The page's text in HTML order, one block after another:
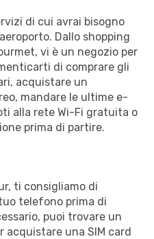
di cui avrai bisogno
Dallo shopping
vi è un negozio per
di comprare gli
acquistare un
mandare le ultime e-
alla rete Wi-Fi gratuita o
prima di partire.
ti consigliamo di
telefono prima di
puoi trovare un
acquistare una SIM card